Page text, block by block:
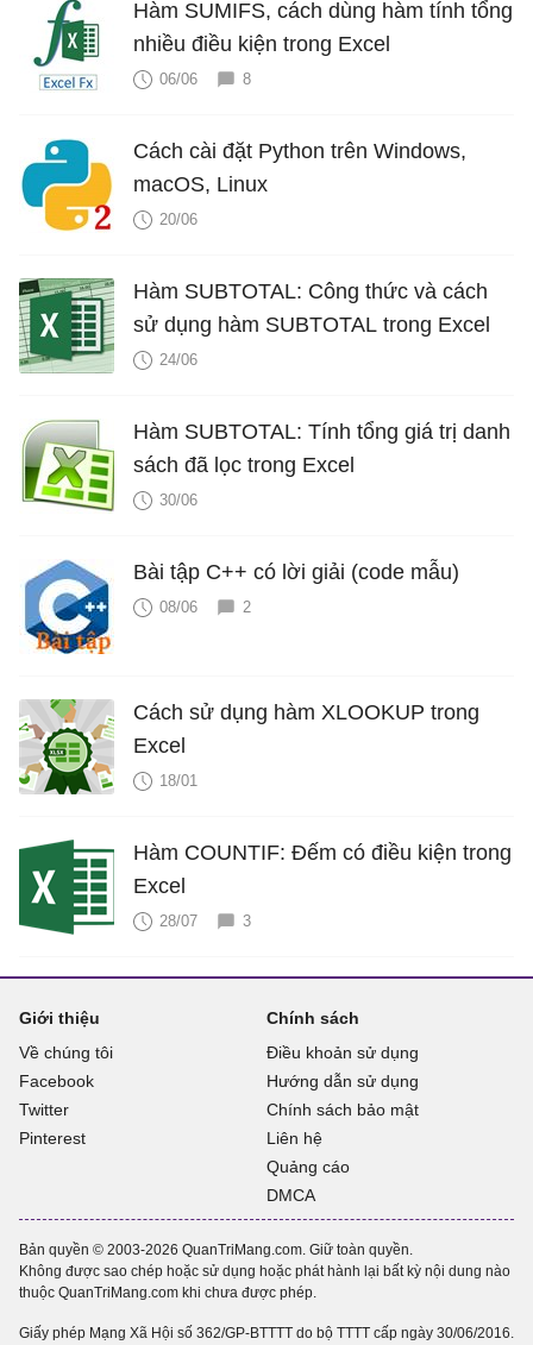
Hàm SUMIFS, cách dùng hàm tính tổng
nhiều điều kiện trong Excel
06/06 8
Cách cài đặt Python trên Windows,
macOS, Linux
20/06
Hàm SUBTOTAL: Công thức và cách
sử dụng hàm SUBTOTAL trong Excel
24/06
Hàm SUBTOTAL: Tính tổng giá trị danh
sách đã lọc trong Excel
30/06
Bài tập C++ có lời giải (code mẫu)
08/06 2
Cách sử dụng hàm XLOOKUP trong
Excel
18/01
Hàm COUNTIF: Đếm có điều kiện trong
Excel
28/07 3
Giới thiệu
Về chúng tôi
Facebook
Twitter
Pinterest
Chính sách
Điều khoản sử dụng
Hướng dẫn sử dụng
Chính sách bảo mật
Liên hệ
Quảng cáo
DMCA
Bản quyền © 2003-2026 QuanTriMang.com. Giữ toàn quyền.
Không được sao chép hoặc sử dụng hoặc phát hành lại bất kỳ nội dung nào
thuộc QuanTriMang.com khi chưa được phép.
Giấy phép Mạng Xã Hội số 362/GP-BTTTT do bộ TTTT cấp ngày 30/06/2016.